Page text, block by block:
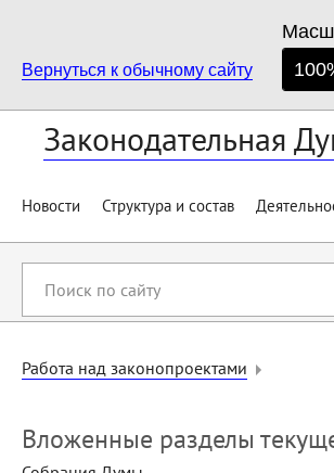
Вернуться к обычному сайту
Законодательная
Новости Структура и состав
сайту
Работа над законопроектами
Вложенные разделы